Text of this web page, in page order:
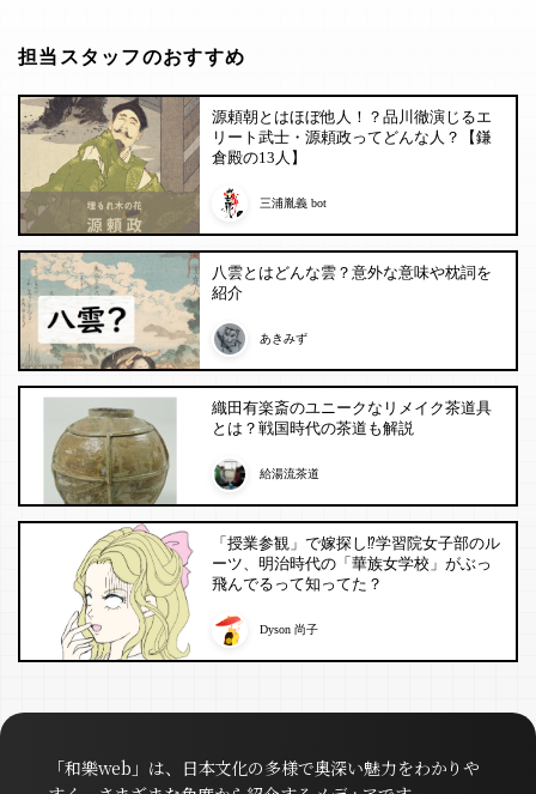
担当スタッフのおすすめ
源頼朝とはほぼ他人！？品川徹演じるエ
リート武士・源頼政ってどんな人？【鎌
倉殿の13人】
三浦胤義 bot
八雲とはどんな雲？意外な意味や枕詞を
紹介
あきみず
織田有楽斎のユニークなリメイク茶道具
とは？戦国時代の茶道も解説
給湯流茶道
「授業参観」で嫁探し⁉︎学習院女子部のル
ーツ、明治時代の「華族女学校」がぶっ
飛んでるって知ってた？
Dyson 尚子
「和樂web」は、日本文化の多様で奥深い魅力をわかりや